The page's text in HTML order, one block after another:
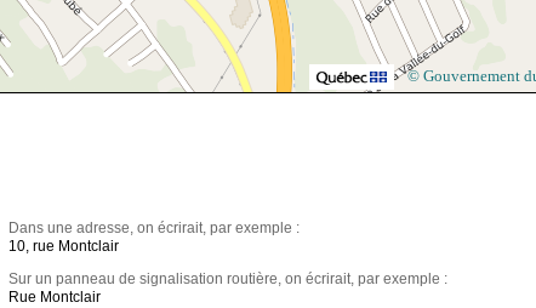
© Gouvernement
Dans une adresse, on écrirait, par exemple :
10, rue Montclair
Sur un panneau de signalisation routière, on écrirait, par exemple :
Rue Montclair